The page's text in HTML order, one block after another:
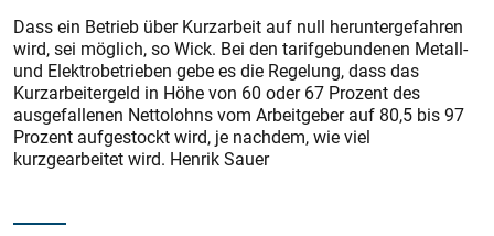
Dass ein Betrieb über Kurzarbeit auf null heruntergefahren
wird, sei möglich, so Wick. Bei den tarifgebundenen Metall-
und Elektrobetrieben gebe es die Regelung, dass das
Kurzarbeitergeld in Höhe von 60 oder 67 Prozent des
ausgefallenen Nettolohns vom Arbeitgeber auf 80,5 bis 97
Prozent aufgestockt wird, je nachdem, wie viel
kurzgearbeitet wird. Henrik Sauer